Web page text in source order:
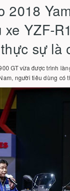
2018
xe YZF-
sự là
GT vừa được trình
người tiêu dùng